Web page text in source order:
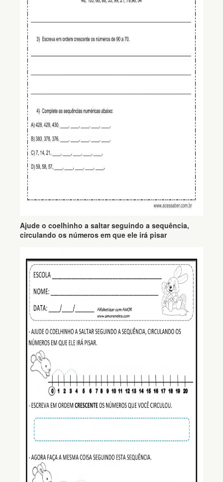
Ajude o coelhinho a saltar seguindo a sequência,
circulando os números em que ele irá pisar